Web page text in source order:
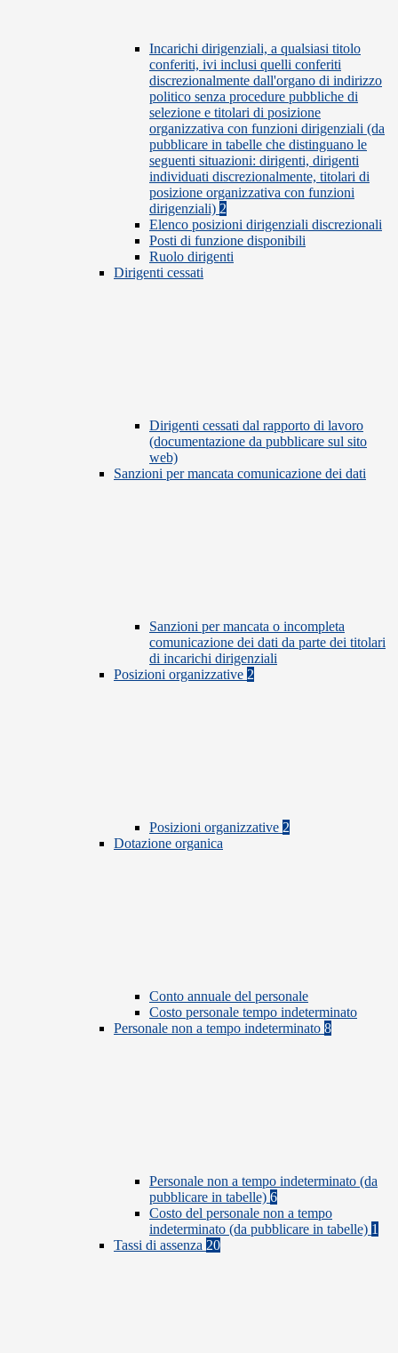
Incarichi dirigenziali, a qualsiasi titolo
conferiti, ivi inclusi quelli conferiti
discrezionalmente dall'organo di indirizzo
politico senza procedure pubbliche di
selezione e titolari di posizione
organizzativa con funzioni dirigenziali (da
pubblicare in tabelle che distinguano le
seguenti situazioni: dirigenti, dirigenti
individuati discrezionalmente, titolari di
posizione organizzativa con funzioni
dirigenziali) 2
Elenco posizioni dirigenziali discrezionali
Posti di funzione disponibili
Ruolo dirigenti
Dirigenti cessati
Dirigenti cessati dal rapporto di lavoro
(documentazione da pubblicare sul sito
web)
Sanzioni per mancata comunicazione dei dati
Sanzioni per mancata o incompleta
comunicazione dei dati da parte dei titolari
di incarichi dirigenziali
Posizioni organizzative 2
Posizioni organizzative 2
Dotazione organica
Conto annuale del personale
Costo personale tempo indeterminato
Personale non a tempo indeterminato 8
Personale non a tempo indeterminato (da
pubblicare in tabelle) 6
Costo del personale non a tempo
indeterminato (da pubblicare in tabelle) 1
Tassi di assenza 20